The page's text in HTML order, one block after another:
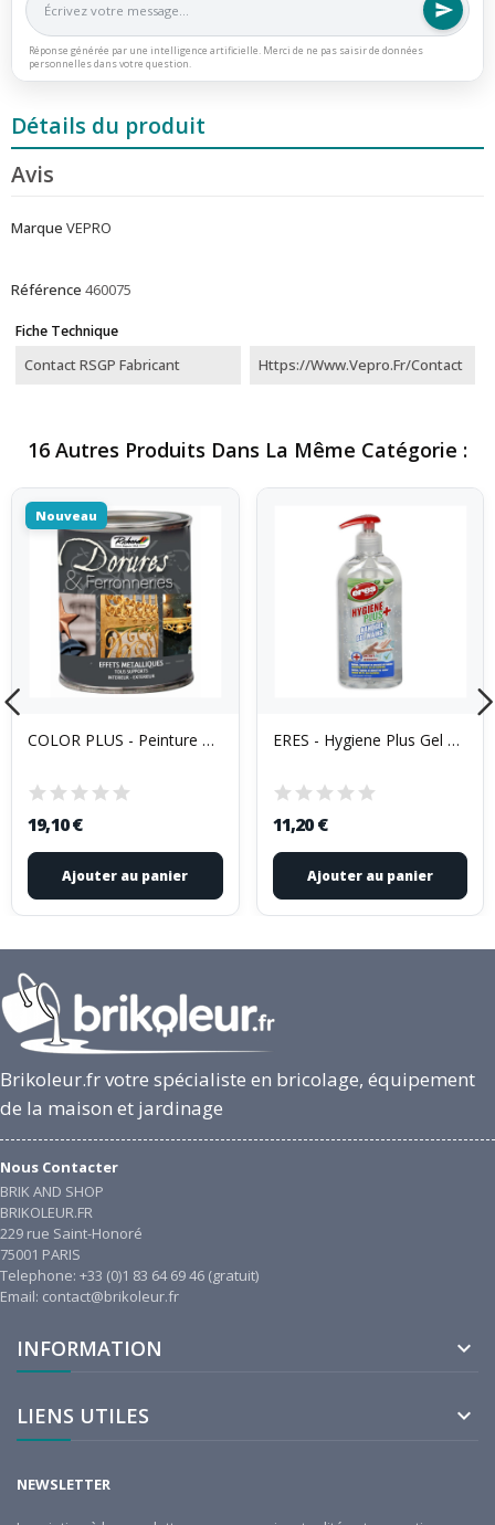
Réponse générée par une intelligence artificielle. Merci de ne pas saisir de données
personnelles dans votre question.
Détails du produit
Avis
Marque VEPRO
Référence 460075
Fiche Technique
Contact RSGP Fabricant Https://www.vepro.fr/contact
16 Autres Produits Dans La Même Catégorie :
Nouveau
COLOR PLUS - Peinture Antirouille Dorures &...
19,10 €
Ajouter au panier
ERES - Hygiene Plus Gel Pour Les Mains Pompe...
11,20 €
Ajouter au panier
Brikoleur.fr votre spécialiste en bricolage, équipement
de la maison et jardinage
Nous Contacter
BRIK AND SHOP
BRIKOLEUR.FR
229 rue Saint-Honoré
75001 PARIS
Telephone: +33 (0)1 83 64 69 46 (gratuit)
Email: contact@brikoleur.fr
INFORMATION 
LIENS UTILES 
NEWSLETTER